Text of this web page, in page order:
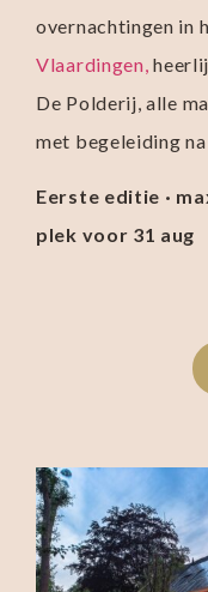
overnachtingen in
Vlaardingen,
De Polderij, alle
met begeleiding
Eerste editie ·
plek voor 31 aug